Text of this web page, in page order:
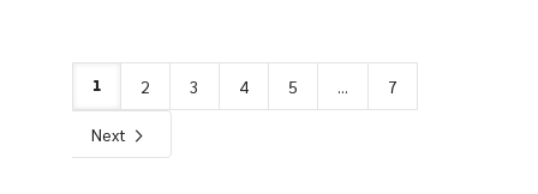
1 2 3 4 5 ... 7
Next